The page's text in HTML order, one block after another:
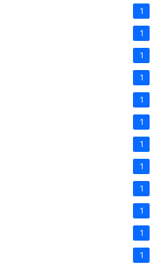
1
1
1
1
1
1
1
1
1
1
1
1